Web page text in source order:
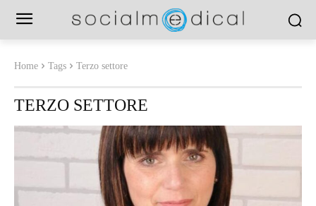
Home Tags Terzo settore
TERZO SETTORE